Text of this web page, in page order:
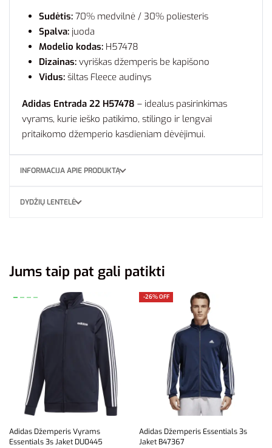
Sudėtis: 70% medvilnė / 30% poliesteris
Spalva: juoda
Modelio kodas: H57478
Dizainas: vyriškas džemperis be kapišono
Vidus: šiltas Fleece audinys
Adidas Entrada 22 H57478 – idealus pasirinkimas
vyrams, kurie ieško patikimo, stilingo ir lengvai
pritaikomo džemperio kasdieniam dėvėjimui.
INFORMACIJA APIE PRODUKTĄ
DYDŽIŲ LENTELĖ
Jums taip pat gali patikti
Adidas Džemperis Vyrams
Essentials 3s Jaket DU0445
-26% OFF
Adidas Džemperis Essentials 3s
Jaket B47367